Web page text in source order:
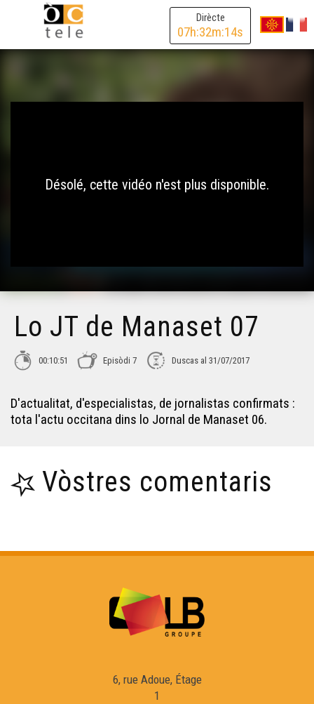
Dirècte
07h:32m:14s
Désolé, cette vidéo n'est plus disponible.
Lo JT de Manaset 07
00:10:51 Episòdi 7 Duscas al 31/07/2017
D'actualitat, d'especialistas, de jornalistas confirmats :
tota l'actu occitana dins lo Jornal de Manaset 06.
Vòstres comentaris
6, rue Adoue, Étage
1